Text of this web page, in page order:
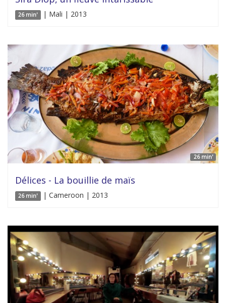
26 min' | Mali | 2013
26 min'
Délices - La bouillie de maïs
26 min' | Cameroon | 2013